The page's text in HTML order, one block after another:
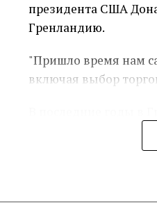
президента США
Гренландию.
"Пришло время нам
включая выбор
разоблачений
кампанию по
территория, которая